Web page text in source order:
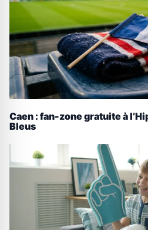
Caen : fan-zone gratuite à
Bleus